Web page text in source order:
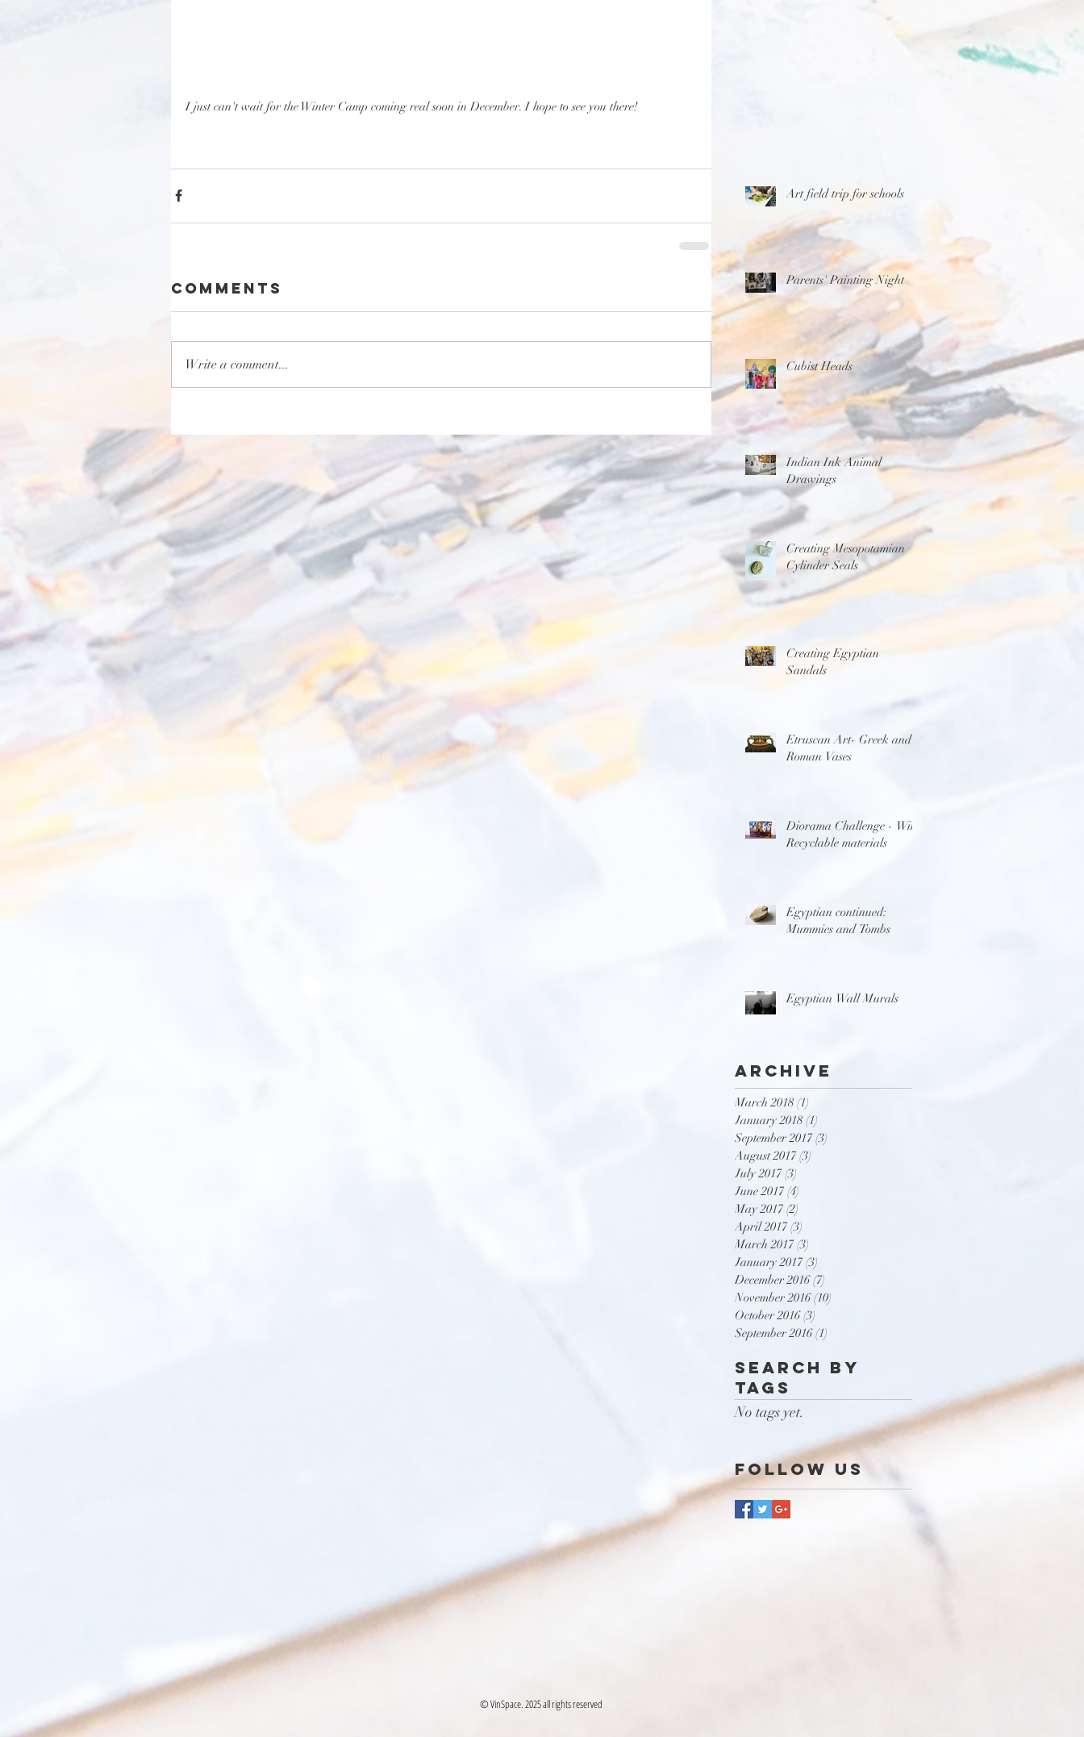
I just can't wait for the Winter Camp coming real soon in December. I hope to see you there!
Comments
Write a comment...
Art field trip for schools
Parents' Painting Night
Cubist Heads
Indian Ink Animal
Drawings
Creating Mesopotamian
Cylinder Seals
Creating Egyptian
Sandals
Etruscan Art- Greek and
Roman Vases
Diorama Challenge - With
Recyclable materials
Egyptian continued:
Mummies and Tombs
Egyptian Wall Murals
Archive
March 2018 (1)
January 2018 (1)
September 2017 (3)
August 2017 (3)
July 2017 (3)
June 2017 (4)
May 2017 (2)
April 2017 (3)
March 2017 (3)
January 2017 (3)
December 2016 (7)
November 2016 (10)
October 2016 (3)
September 2016 (1)
Search By
Tags
No tags yet.
Follow Us
© VinSpace. 2025 all rights reserved